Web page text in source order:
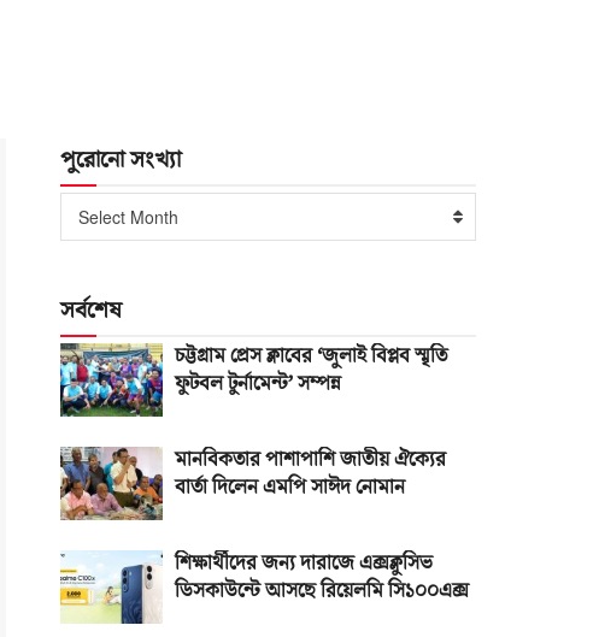
পুরোনো সংখ্যা
পুরোনো
সংখ্যা
Select Month
সর্বশেষ
চট্টগ্রাম প্রেস ক্লাবের ‘জুলাই বিপ্লব স্মৃতি
ফুটবল টুর্নামেন্ট’ সম্পন্ন
মানবিকতার পাশাপাশি জাতীয় ঐক্যের
বার্তা দিলেন এমপি সাঈদ নোমান
শিক্ষার্থীদের জন্য দারাজে এক্সক্লুসিভ
ডিসকাউন্টে আসছে রিয়েলমি সি১০০এক্স